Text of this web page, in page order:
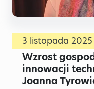
3 listopada 2025
Wzrost
innowacji
Joanna